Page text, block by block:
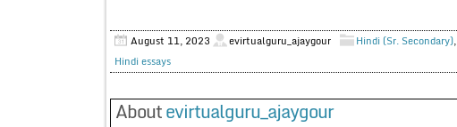
August 11, 2023 evirtualguru_ajaygour Hindi (Sr. Secondary),
Hindi essays
Aboutevirtualguru_ajaygour